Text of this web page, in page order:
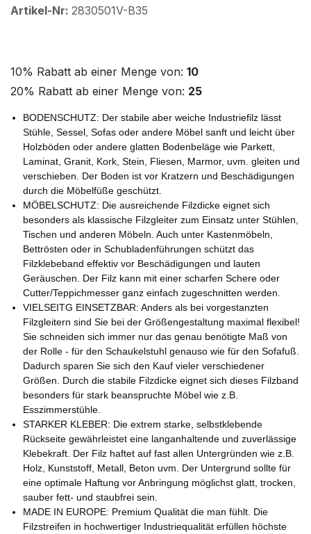
Artikel-Nr: 2830501V-B35
10% Rabatt ab einer Menge von: 10
20% Rabatt ab einer Menge von: 25
BODENSCHUTZ: Der stabile aber weiche Industriefilz lässt
Stühle, Sessel, Sofas oder andere Möbel sanft und leicht über
Holzböden oder andere glatten Bodenbeläge wie Parkett,
Laminat, Granit, Kork, Stein, Fliesen, Marmor, uvm. gleiten und
verschieben. Der Boden ist vor Kratzern und Beschädigungen
durch die Möbelfüße geschützt.
MÖBELSCHUTZ: Die ausreichende Filzdicke eignet sich
besonders als klassische Filzgleiter zum Einsatz unter Stühlen,
Tischen und anderen Möbeln. Auch unter Kastenmöbeln,
Bettrösten oder in Schubladenführungen schützt das
Filzklebeband effektiv vor Beschädigungen und lauten
Geräuschen. Der Filz kann mit einer scharfen Schere oder
Cutter/Teppichmesser ganz einfach zugeschnitten werden.
VIELSEITG EINSETZBAR: Anders als bei vorgestanzten
Filzgleitern sind Sie bei der Größengestaltung maximal flexibel!
Sie schneiden sich immer nur das genau benötigte Maß von
der Rolle - für den Schaukelstuhl genauso wie für den Sofafuß.
Dadurch sparen Sie sich den Kauf vieler verschiedener
Größen. Durch die stabile Filzdicke eignet sich dieses Filzband
besonders für stark beanspruchte Möbel wie z.B.
Esszimmerstühle.
STARKER KLEBER: Die extrem starke, selbstklebende
Rückseite gewährleistet eine langanhaltende und zuverlässige
Klebekraft. Der Filz haftet auf fast allen Untergründen wie z.B.
Holz, Kunststoff, Metall, Beton uvm. Der Untergrund sollte für
eine optimale Haftung vor Anbringung möglichst glatt, trocken,
sauber fett- und staubfrei sein.
MADE IN EUROPE: Premium Qualität die man fühlt. Die
Filzstreifen in hochwertiger Industriequalität erfüllen höchste